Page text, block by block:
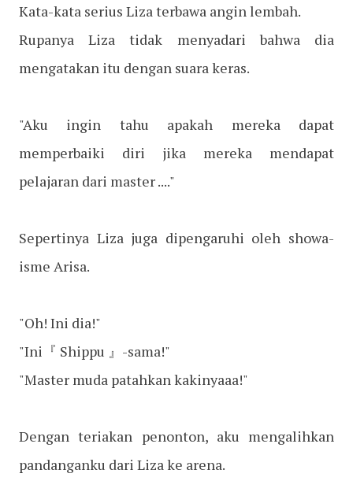
Kata-kata serius Liza terbawa angin lembah.
Rupanya Liza tidak menyadari bahwa dia
mengatakan itu dengan suara keras.
"Aku ingin tahu apakah mereka dapat
memperbaiki diri jika mereka mendapat
pelajaran dari master ...."
Sepertinya Liza juga dipengaruhi oleh showa-
isme Arisa.
"Oh! Ini dia!"
"Ini『 Shippu 』-sama!"
"Master muda patahkan kakinyaaa!"
Dengan teriakan penonton, aku mengalihkan
pandanganku dari Liza ke arena.